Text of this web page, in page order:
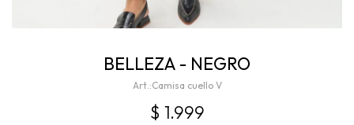
BELLEZA - NEGRO
Camisa cuello V
$ 1.999